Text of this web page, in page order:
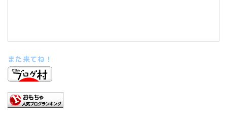
また来てね！